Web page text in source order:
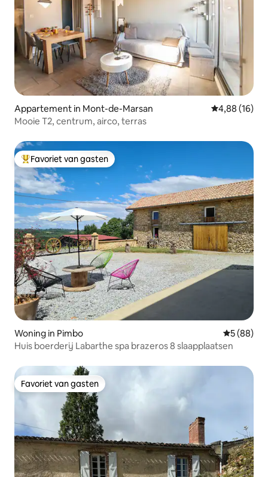
Appartement in Mont-de-Marsan Gemiddelde
4,88 (16)
Mooie T2, centrum, airco, terras
Topfavoriet van gasten
Favoriet van gasten
Woning in Pimbo
5 (88)
Huis boerderij Labarthe spa brazeros 8 slaapplaatsen
Favoriet van gasten
Favoriet van gasten